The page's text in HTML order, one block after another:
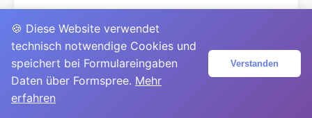
🍪 Diese Website verwendet
technisch notwendige Cookies und
speichert bei Formulareingaben
Daten über Formspree. Mehr
erfahren
Verstanden